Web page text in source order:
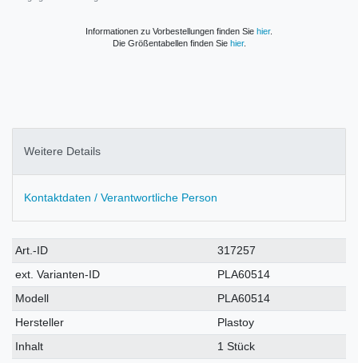
Informationen zu Vorbestellungen finden Sie hier.
Die Größentabellen finden Sie hier.
Weitere Details
Kontaktdaten / Verantwortliche Person
Technisches
Merkmal
Wert
Art.-ID
317257
ext. Varianten-ID
PLA60514
Modell
PLA60514
Hersteller
Plastoy
Inhalt
1 Stück